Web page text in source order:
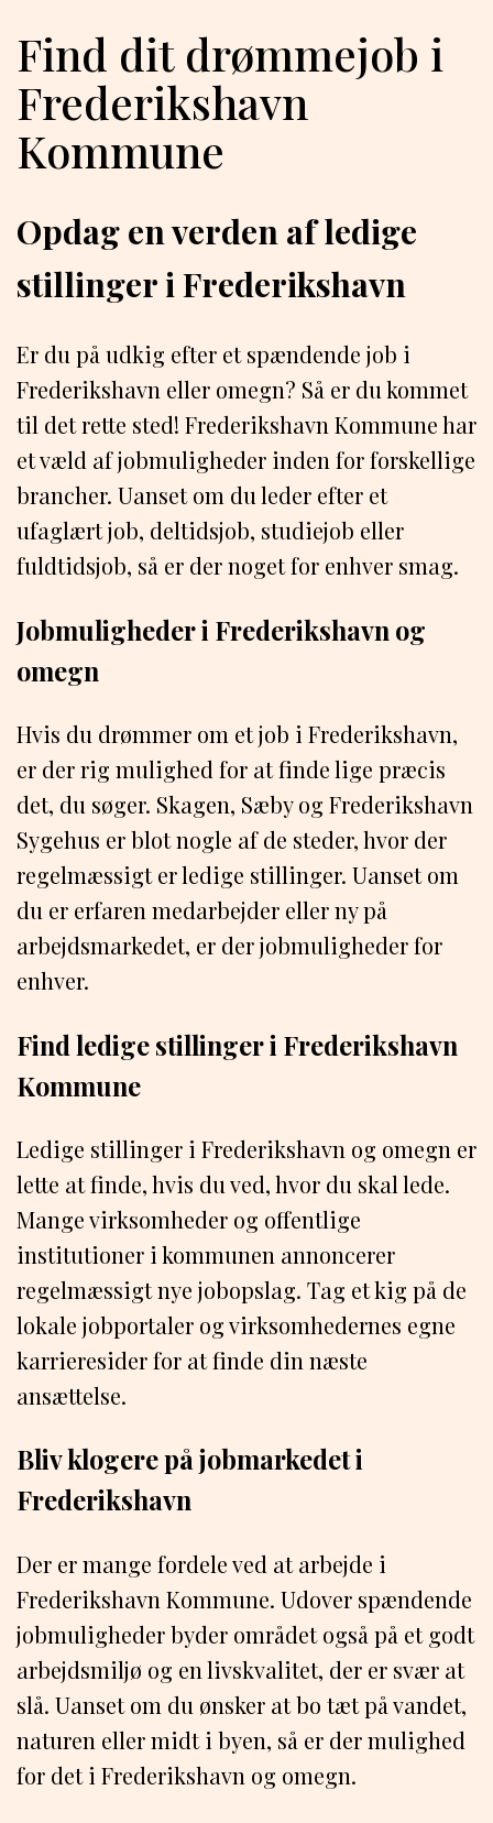
Find dit drømmejob i
Frederikshavn
Kommune
Opdag en verden af ledige
stillinger i Frederikshavn
Er du på udkig efter et spændende job i
Frederikshavn eller omegn? Så er du kommet
til det rette sted! Frederikshavn Kommune har
et væld af jobmuligheder inden for forskellige
brancher. Uanset om du leder efter et
ufaglært job, deltidsjob, studiejob eller
fuldtidsjob, så er der noget for enhver smag.
Jobmuligheder i Frederikshavn og
omegn
Hvis du drømmer om et job i Frederikshavn,
er der rig mulighed for at finde lige præcis
det, du søger. Skagen, Sæby og Frederikshavn
Sygehus er blot nogle af de steder, hvor der
regelmæssigt er ledige stillinger. Uanset om
du er erfaren medarbejder eller ny på
arbejdsmarkedet, er der jobmuligheder for
enhver.
Find ledige stillinger i Frederikshavn
Kommune
Ledige stillinger i Frederikshavn og omegn er
lette at finde, hvis du ved, hvor du skal lede.
Mange virksomheder og offentlige
institutioner i kommunen annoncerer
regelmæssigt nye jobopslag. Tag et kig på de
lokale jobportaler og virksomhedernes egne
karrieresider for at finde din næste
ansættelse.
Bliv klogere på jobmarkedet i
Frederikshavn
Der er mange fordele ved at arbejde i
Frederikshavn Kommune. Udover spændende
jobmuligheder byder området også på et godt
arbejdsmiljø og en livskvalitet, der er svær at
slå. Uanset om du ønsker at bo tæt på vandet,
naturen eller midt i byen, så er der mulighed
for det i Frederikshavn og omegn.